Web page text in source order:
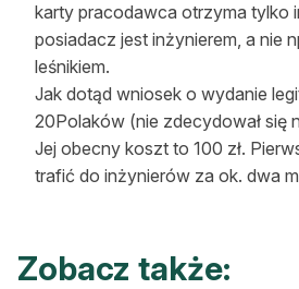
karty pracodawca otrzyma tylko
posiadacz jest inżynierem, a nie
leśnikiem.
Jak dotąd wniosek o wydanie
20Polaków (nie zdecydował się
Jej obecny koszt to 100 zł.
trafić do inżynierów za ok. dwa
Zobacz także: